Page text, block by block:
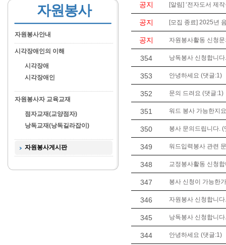
자원봉사
자원봉사안내
시각장애인의 이해
시각장애
시각장애인
자원봉사자 교육교재
점자교재(교양점자)
낭독교재(낭독길라잡이)
자원봉사게시판
공지 [알림] ‘전자도서 제
공지 [모집 종료] 2025년
공지 자원봉사활동 신청
354 낭독봉사 신청합니
353 안녕하세요 (댓글:1)
352 문의 드려요 (댓글:1)
351 워드 봉사 가능한지
350 봉사 문의드립니다. (
349 워드입력봉사 관련
348 교정봉사활동 신청
347 봉사 신청이 가능한
346 자원봉사 신청합니
345 낭독봉사 신청합니
344 안녕하세요 (댓글:1)